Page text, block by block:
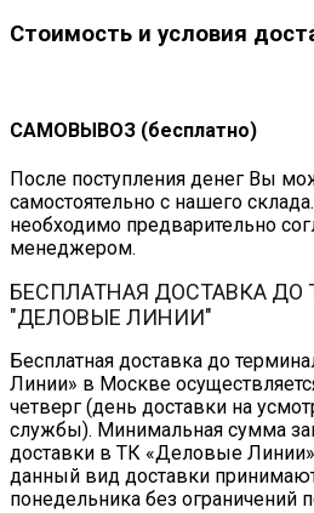
Стоимость и условия
САМОВЫВОЗ (бесплатно)
После поступления денег Вы
самостоятельно с нашего
необходимо предварительно
менеджером.
БЕСПЛАТНАЯ ДОСТАВКА ДО
"ДЕЛОВЫЕ ЛИНИИ"
Бесплатная доставка до
Линии» в Москве
четверг (день доставки на
службы). Минимальная сумма
доставки в ТК «Деловые
данный вид доставки
понедельника без ограничений